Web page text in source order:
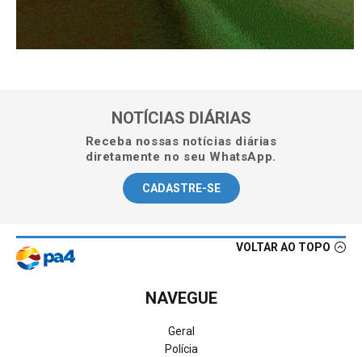
NOTÍCIAS DIÁRIAS
Receba nossas notícias diárias
diretamente no seu WhatsApp.
CADASTRE-SE
VOLTAR AO TOPO
NAVEGUE
Geral
Polícia